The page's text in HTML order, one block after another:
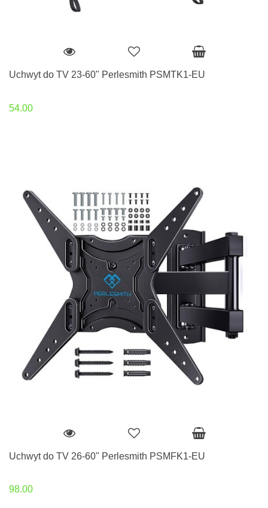
Uchwyt do TV 23-60" Perlesmith PSMTK1-EU
54.00
Uchwyt do TV 26-60" Perlesmith PSMFK1-EU
98.00